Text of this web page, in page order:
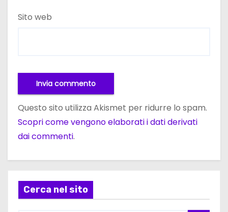
Sito web
Questo sito utilizza Akismet per ridurre lo spam.
Scopri come vengono elaborati i dati derivati
dai commenti.
Cerca nel sito